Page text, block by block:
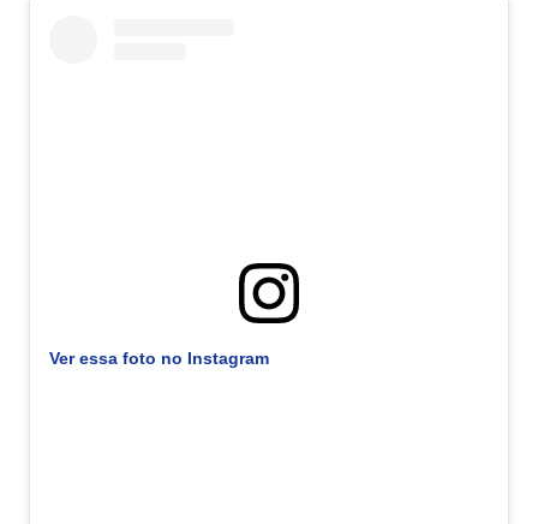
Ver essa foto no Instagram